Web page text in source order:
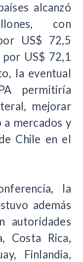
alcanzó
con
US$ 72,5
US$ 72,1
la eventual
permitiría
mejorar
a mercados y
Chile en el
la
además
autoridades
Costa Rica,
Finlandia,